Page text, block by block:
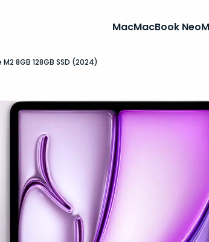
MacMacBook Neo
M2 8GB 128GB SSD (2024)